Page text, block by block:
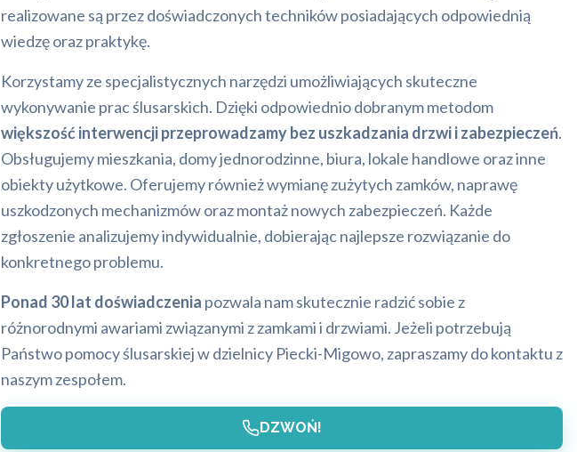
realizowane są przez doświadczonych techników posiadających odpowiednią
wiedzę oraz praktykę.
Korzystamy ze specjalistycznych narzędzi umożliwiających skuteczne
wykonywanie prac ślusarskich. Dzięki odpowiednio dobranym metodom
większość interwencji przeprowadzamy bez uszkadzania drzwi i zabezpieczeń.
Obsługujemy mieszkania, domy jednorodzinne, biura, lokale handlowe oraz inne
obiekty użytkowe. Oferujemy również wymianę zużytych zamków, naprawę
uszkodzonych mechanizmów oraz montaż nowych zabezpieczeń. Każde
zgłoszenie analizujemy indywidualnie, dobierając najlepsze rozwiązanie do
konkretnego problemu.
Ponad 30 lat doświadczenia pozwala nam skutecznie radzić sobie z
różnorodnymi awariami związanymi z zamkami i drzwiami. Jeżeli potrzebują
Państwo pomocy ślusarskiej w dzielnicy Piecki-Migowo, zapraszamy do kontaktu z
naszym zespołem.
DZWOŃ!